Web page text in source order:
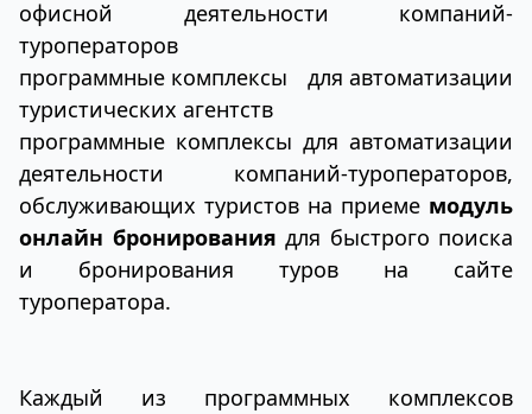
офисной деятельности компаний-
туроператоров
программные комплексы для автоматизации
туристических агентств
программные комплексы для автоматизации
деятельности компаний-туроператоров,
обслуживающих туристов на приеме модуль
онлайн бронирования для быстрого поиска
и бронирования туров на сайте
туроператора.
Каждый из программных комплексов